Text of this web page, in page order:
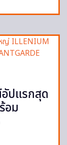
ปแรกสุด
อม